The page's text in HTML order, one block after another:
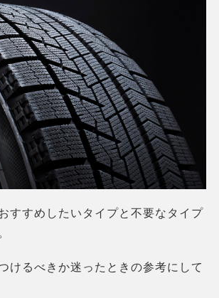
すすめしたいタイプと不要なタイプ
けるべきか迷ったときの参考にして